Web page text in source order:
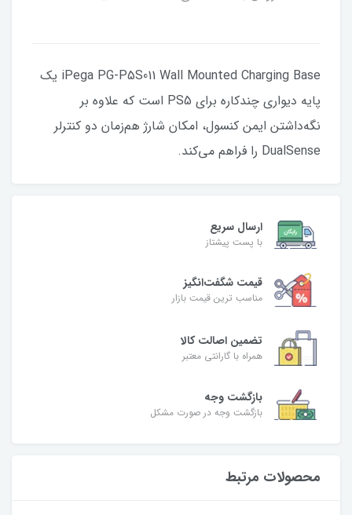
iPega PG-P5S011 Wall Mounted Charging Base یک
پایه دیواری چندکاره برای PS5 است که علاوه بر
نگه‌داشتن ایمن کنسول، امکان شارژ هم‌زمان دو کنترلر
DualSense را فراهم می‌کند.
ارسال سریع
با پست پیشتاز
قیمت شگفت‌انگیز
مناسب ترین قیمت بازار
تضمین اصالت کالا
همراه با گارانتی معتبر
بازگشت وجه
بازگشت وجه در صورت مشکل
محصولات مرتبط